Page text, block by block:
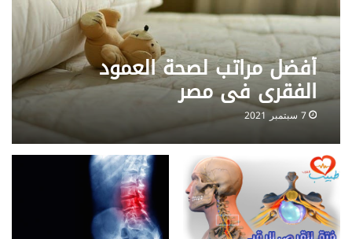
أفضل مراتب لصحة العمود
الفقري في مصر
7 سبتمبر 2021